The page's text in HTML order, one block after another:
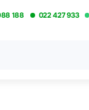
188 022 427 933